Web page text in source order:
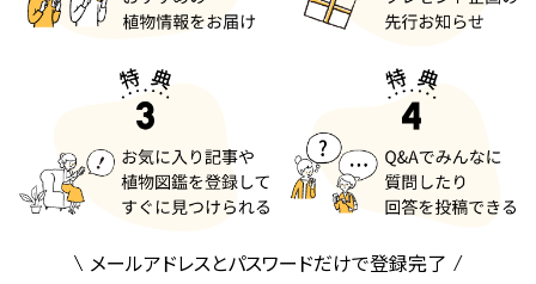
メールアドレスとパスワードだけで登録完了